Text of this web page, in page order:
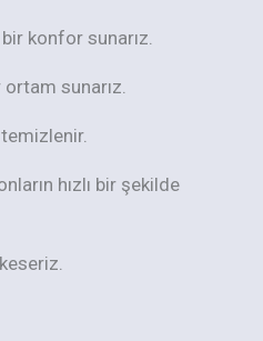
konfor sunarız.
sunarız.
hızlı bir şekilde